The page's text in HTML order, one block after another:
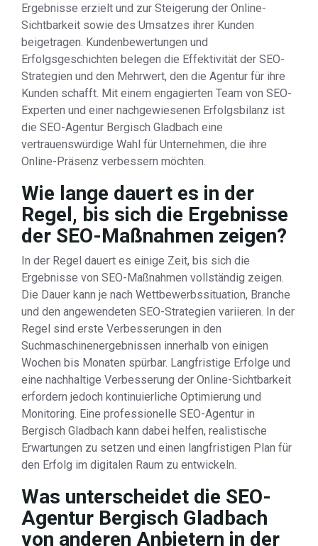
Ergebnisse erzielt und zur Steigerung der Online-
Sichtbarkeit sowie des Umsatzes ihrer Kunden
beigetragen. Kundenbewertungen und
Erfolgsgeschichten belegen die Effektivität der SEO-
Strategien und den Mehrwert, den die Agentur für ihre
Kunden schafft. Mit einem engagierten Team von SEO-
Experten und einer nachgewiesenen Erfolgsbilanz ist
die SEO-Agentur Bergisch Gladbach eine
vertrauenswürdige Wahl für Unternehmen, die ihre
Online-Präsenz verbessern möchten.
Wie lange dauert es in der
Regel, bis sich die Ergebnisse
der SEO-Maßnahmen zeigen?
In der Regel dauert es einige Zeit, bis sich die
Ergebnisse von SEO-Maßnahmen vollständig zeigen.
Die Dauer kann je nach Wettbewerbssituation, Branche
und den angewendeten SEO-Strategien variieren. In der
Regel sind erste Verbesserungen in den
Suchmaschinenergebnissen innerhalb von einigen
Wochen bis Monaten spürbar. Langfristige Erfolge und
eine nachhaltige Verbesserung der Online-Sichtbarkeit
erfordern jedoch kontinuierliche Optimierung und
Monitoring. Eine professionelle SEO-Agentur in
Bergisch Gladbach kann dabei helfen, realistische
Erwartungen zu setzen und einen langfristigen Plan für
den Erfolg im digitalen Raum zu entwickeln.
Was unterscheidet die SEO-
Agentur Bergisch Gladbach
von anderen Anbietern in der